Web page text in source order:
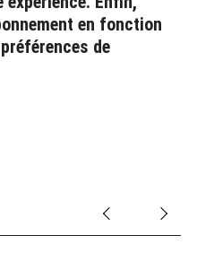
en fonction
de